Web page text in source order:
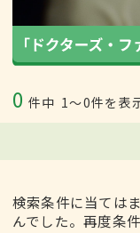
0 件中 1〜0件を表
検索条件に当ては
んでした。再度条